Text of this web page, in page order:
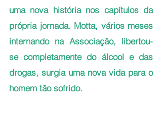
uma nova história nos capítulos da
própria jornada. Motta, vários meses
internando na Associação, libertou-
se completamente do álcool e das
drogas, surgia uma nova vida para o
homem tão sofrido.